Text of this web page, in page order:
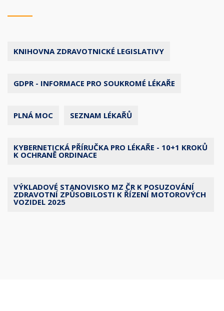
KNIHOVNA ZDRAVOTNICKÉ LEGISLATIVY
GDPR - INFORMACE PRO SOUKROMÉ LÉKAŘE
PLNÁ MOC SEZNAM LÉKAŘŮ
KYBERNETICKÁ PŘÍRUČKA PRO LÉKAŘE - 10+1 KROKŮ
K OCHRANĚ ORDINACE
VÝKLADOVÉ STANOVISKO MZ ČR K POSUZOVÁNÍ
ZDRAVOTNÍ ZPŮSOBILOSTI K ŘÍZENÍ MOTOROVÝCH
VOZIDEL 2025